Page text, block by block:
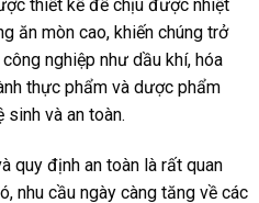
thiết kế để chịu được nhiệt
ăn mòn cao, khiến chúng trở
nghiệp như dầu khí, hóa
thực phẩm và dược phẩm
và an toàn.
quy định an toàn là rất quan
nhu cầu ngày càng tăng về các